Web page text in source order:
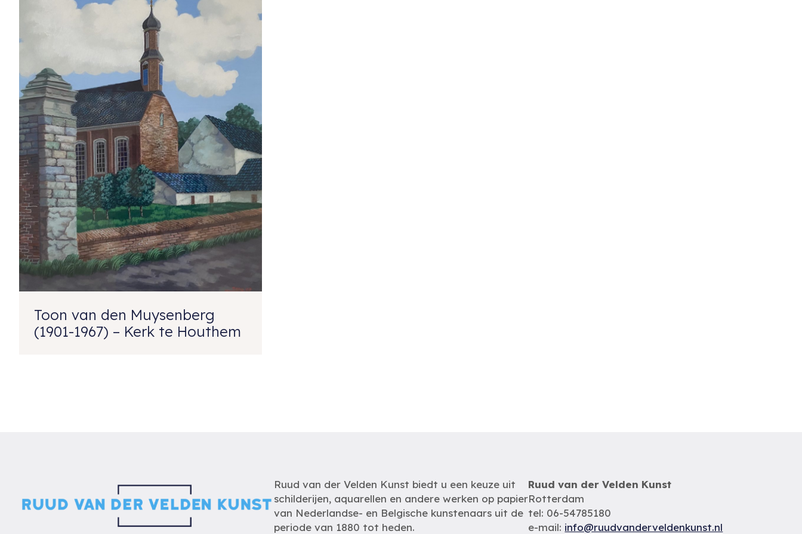
Toon van den Muysenberg
(1901-1967) – Kerk te Houthem
Ruud van der Velden Kunst biedt u een keuze uit
schilderijen, aquarellen en andere werken op papier
van Nederlandse- en Belgische kunstenaars uit de
periode van 1880 tot heden.
Ruud van der Velden Kunst
Rotterdam
tel: 06-54785180
e-mail: info@ruudvanderveldenkunst.nl